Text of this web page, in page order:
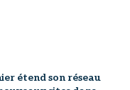
étend son réseau